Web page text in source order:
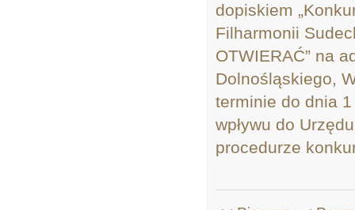
dopiskiem
Filharmonii
OTWIERAĆ” na
Dolnośląskiego,
terminie do dnia
wpływu do
procedurze